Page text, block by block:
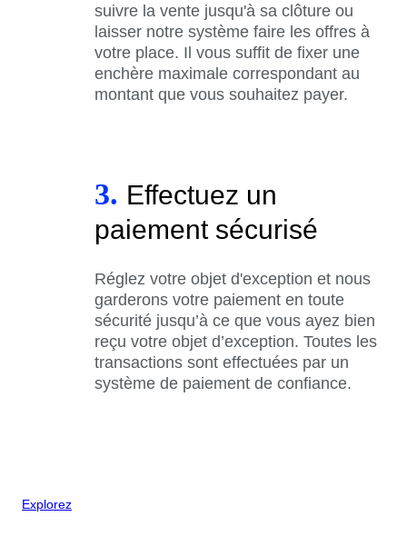
suivre la vente jusqu'à sa clôture ou
laisser notre système faire les offres à
votre place. Il vous suffit de fixer une
enchère maximale correspondant au
montant que vous souhaitez payer.
3. Effectuez un
paiement sécurisé
Réglez votre objet d'exception et nous
garderons votre paiement en toute
sécurité jusqu’à ce que vous ayez bien
reçu votre objet d’exception. Toutes les
transactions sont effectuées par un
système de paiement de confiance.
Explorez